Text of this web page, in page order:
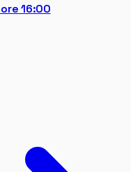
16:00